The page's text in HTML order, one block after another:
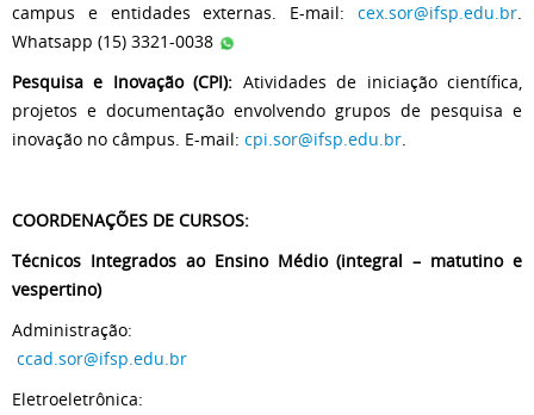
campus e entidades externas. E-mail: cex.sor@ifsp.edu.br.
Whatsapp (15) 3321-0038
Pesquisa e Inovação (CPI): Atividades de iniciação científica,
projetos e documentação envolvendo grupos de pesquisa e
inovação no câmpus. E-mail: cpi.sor@ifsp.edu.br.
COORDENAÇÕES DE CURSOS:
Técnicos Integrados ao Ensino Médio (integral – matutino e
vespertino)
Administração:
ccad.sor@ifsp.edu.br
Eletroeletrônica: